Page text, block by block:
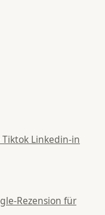
Tiktok Linkedin-in